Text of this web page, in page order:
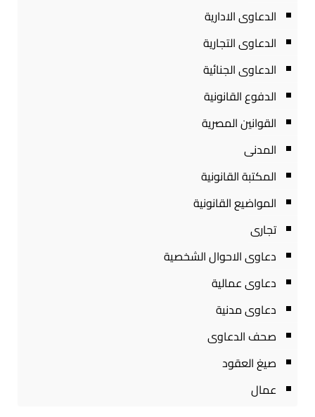
الدعاوى الادارية
الدعاوى التجارية
الدعاوى الجنائية
الدفوع القانونية
القوانين المصرية
المدنى
المكتبة القانونية
المواضيع القانونية
تجارى
دعاوى الاحوال الشخصية
دعاوى عمالية
دعاوى مدنية
صحف الدعاوى
صيغ العقود
عمال